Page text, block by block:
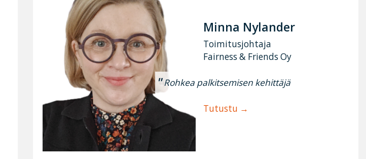
Minna Nylander
Toimitusjohtaja
Fairness & Friends Oy
Rohkea palkitsemisen kehittäjä
Tutustu